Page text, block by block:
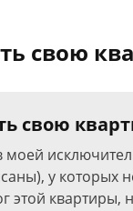
свою
свою
моей
у которых
этой квартиры,